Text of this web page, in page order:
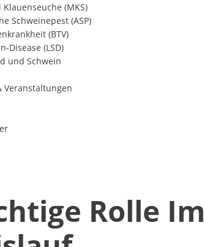
(MKS)
Schweinepest (ASP)
(BTV)
Disease (LSD)
und Schwein
Veranstaltungen
Rolle Im